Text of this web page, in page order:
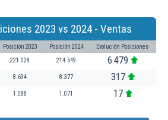
2023 vs 2024 - Ventas
Posición 2023 Posición 2024 Evolución Posiciones
221.028 214.549 6.479
8.694 8.377 317
1.088 1.071 17